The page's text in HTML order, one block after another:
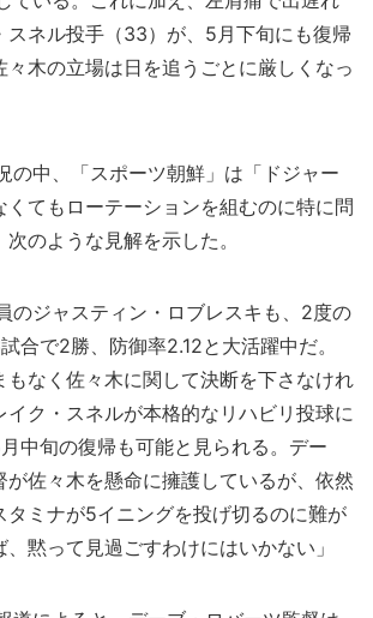
スネル投手（33）が、5月下旬にも復帰
々木の立場は日を追うごとに厳しくなっ
中、「スポーツ朝鮮」は「ドジャー
くてもローテーションを組むのに特に問
のような見解を示した。
ジャスティン・ロブレスキも、2度の
合で2勝、防御率2.12と大活躍中だ。
もなく佐々木に関して決断を下さなけれ
イク・スネルが本格的なリハビリ投球に
中旬の復帰も可能と見られる。デー
が佐々木を懸命に擁護しているが、依然
タミナが5イニングを投げ切るのに難が
黙って見過ごすわけにはいかない」